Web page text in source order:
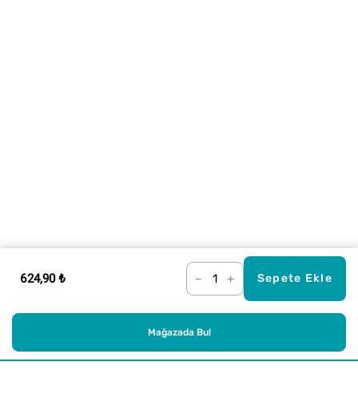
624,90 ₺ – + Sepete Ekle
Mağazada Bul